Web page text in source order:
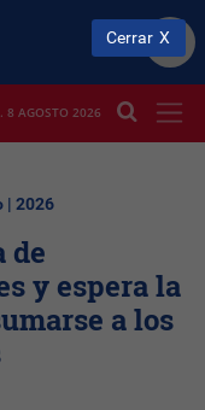
8 AGOSTO 2026
| 2026
de
y espera la
a los
Cerrar